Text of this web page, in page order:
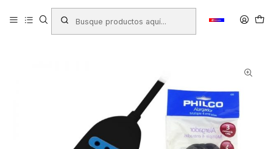
Productos FERRETERÍA Electricidad - Iluminación
Alargadores - Protectores
ALARGADOR MULTIPLE PHILCO 4 ENCHUFES 3MTS NEGRO